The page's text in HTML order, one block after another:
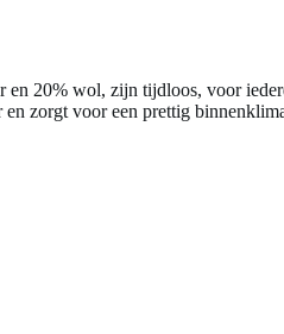
20% wol, zijn tijdloos, voor
zorgt voor een prettig